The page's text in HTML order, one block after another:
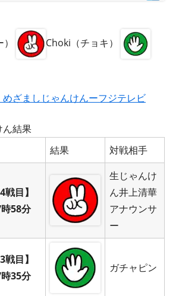
Choki（チョキ）
ざましじゃんけんーフジテレビ
ん結果
結果 対戦相手
4戦目】
58分
生じゃんけ
ん井上清華
アナウンサ
ー
3戦目】
35分
ガチャピン